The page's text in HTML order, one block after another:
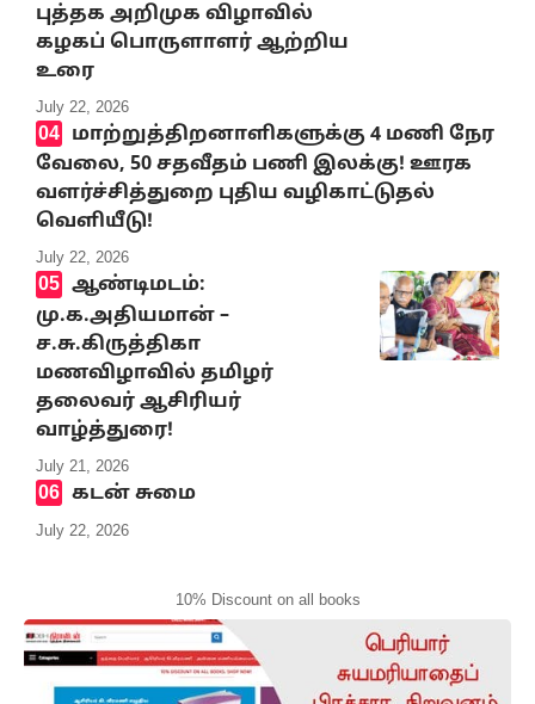
புத்தக அறிமுக விழாவில்
கழகப் பொருளாளர் ஆற்றிய
உரை
July 22, 2026
மாற்றுத்திறனாளிகளுக்கு 4 மணி நேர
வேலை, 50 சதவீதம் பணி இலக்கு! ஊரக
வளர்ச்சித்துறை புதிய வழிகாட்டுதல்
வெளியீடு!
July 22, 2026
ஆண்டிமடம்:
மு.க.அதியமான் –
ச.சு.கிருத்திகா
மணவிழாவில் தமிழர்
தலைவர் ஆசிரியர்
வாழ்த்துரை!
July 21, 2026
கடன் சுமை
July 22, 2026
10% Discount on all books